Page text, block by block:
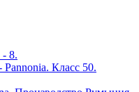
8.
Класс 50.